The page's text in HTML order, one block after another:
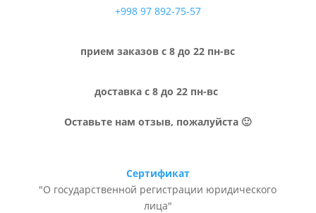
+998 97 892-75-57
прием заказов с 8 до 22 пн-вс
доставка с 8 до 22 пн-вс
Оставьте нам отзыв, пожалуйста 🙂
Сертификат
"О государственной регистрации юридического
лица"